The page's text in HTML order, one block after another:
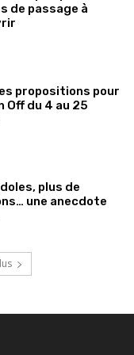
de passage à
propositions pour
Off du 4 au 25
plus de
une anecdote